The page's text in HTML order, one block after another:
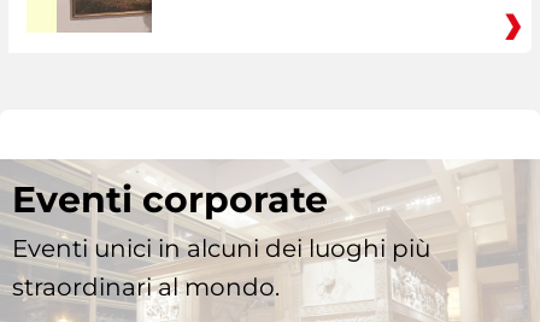
Eventi corporate
Eventi unici in alcuni dei luoghi più
straordinari al mondo.